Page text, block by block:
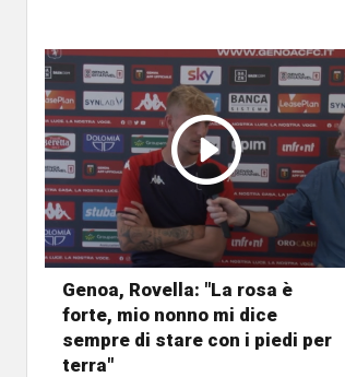
Genoa, Rovella: "La rosa è
forte, mio nonno mi dice
sempre di stare con i piedi per
terra"